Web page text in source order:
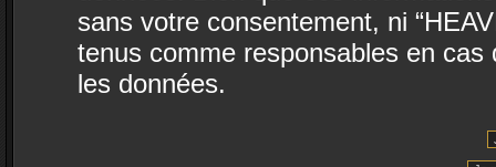
sans votre consentement, ni
tenus comme responsables en
les données.